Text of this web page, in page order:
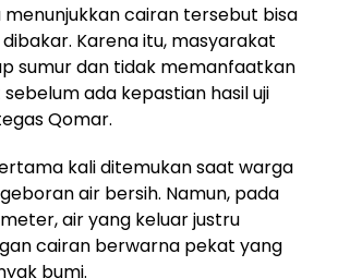
menunjukkan cairan tersebut bisa
Karena itu, masyarakat
sumur dan tidak memanfaatkan
ada kepastian hasil uji
Qomar.
kali ditemukan saat warga
air bersih. Namun, pada
air yang keluar justru
cairan berwarna pekat yang
bumi.